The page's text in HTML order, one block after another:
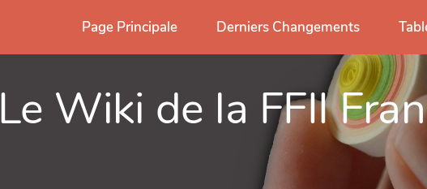
Page Principale Derniers Changements
Le Wiki de la FFII